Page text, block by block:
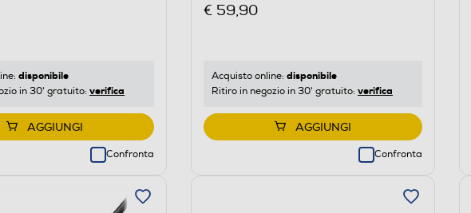
disponibile
in 30' gratuito: verifica
AGGIUNGI
Confronta
€ 59,90
Acquisto online: disponibile
Ritiro in negozio in 30' gratuito: verifica
AGGIUNGI
Confronta